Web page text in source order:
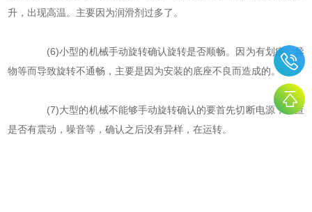
升，出现高温。主要因为润滑剂过多了。
(6)小型的机械手动旋转确认旋转是否顺畅。因为有划痕，异
物等而导致旋转不通畅，主要是因为安装的底座不良而造成的。
(7)大型的机械不能够手动旋转确认的要首先切断电源，检查
是否有震动，噪音等，确认之后没有异样，在运转。